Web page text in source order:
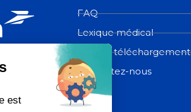
FAQ
Lexique médical
Espace téléchargement
Contactez-nous